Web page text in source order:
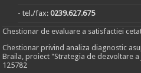
- tel./fax:0239.627.675
Chestionar de evaluare a satisfactiei
Chestionar privind analiza diagnostic
Braila, proiect "Strategia de dezvoltare a
125782